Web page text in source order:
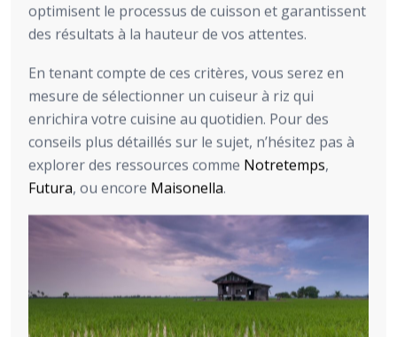
optimisent le processus de cuisson et garantissent
des résultats à la hauteur de vos attentes.
En tenant compte de ces critères, vous serez en
mesure de sélectionner un cuiseur à riz qui
enrichira votre cuisine au quotidien. Pour des
conseils plus détaillés sur le sujet, n’hésitez pas à
explorer des ressources comme Notretemps,
Futura, ou encore Maisonella.